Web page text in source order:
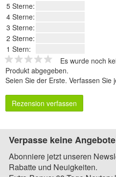
5 Sterne:
4 Sterne:
3 Sterne:
2 Sterne:
1 Stern:
Es wurde noch
Produkt abgegeben.
Seien Sie der Erste. Verfassen Sie
Rezension verfassen
Verpasse keine
Abonniere jetzt unseren
Rabatte und Neuigkeiten.